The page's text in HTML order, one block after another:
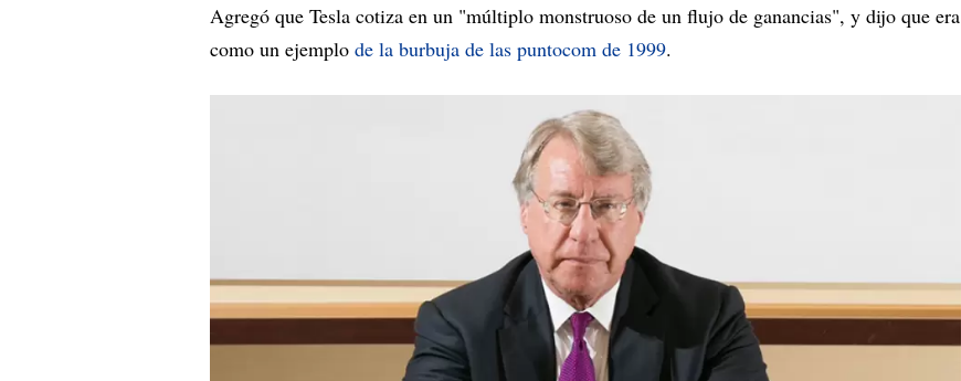
Agregó que Tesla cotiza en un "múltiplo monstruoso de un flujo de ganancias", y dijo que era
como un ejemplo de la burbuja de las puntocom de 1999.